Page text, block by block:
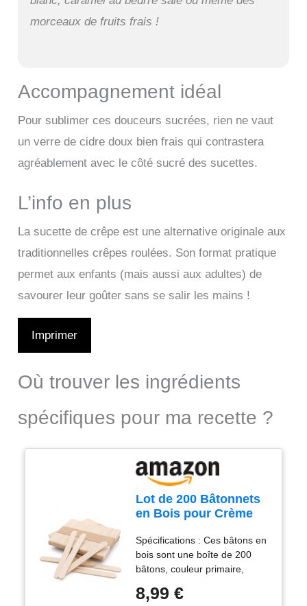
morceaux de fruits frais !
Accompagnement idéal
Pour sublimer ces douceurs sucrées, rien ne vaut
un verre de cidre doux bien frais qui contrastera
agréablement avec le côté sucré des sucettes.
L’info en plus
La sucette de crêpe est une alternative originale aux
traditionnelles crêpes roulées. Son format pratique
permet aux enfants (mais aussi aux adultes) de
savourer leur goûter sans se salir les mains !
Imprimer
Où trouver les ingrédients
spécifiques pour ma recette ?
Lot de 200 Bâtonnets
en Bois pour Crème
Langue, pour Glace,
Bâtonnets de Cire,
Bricolage, Art et
Artisanat (9,3 x 1 cm
O)
Spécifications : Ces bâtons en
bois sont une boîte de 200
bâtons, couleur primaire,
1 cm et l’épaisseur est de 2
8,99 €